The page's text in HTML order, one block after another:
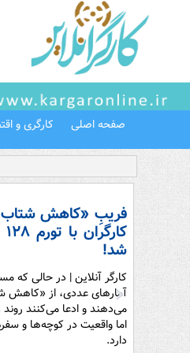
صفحه اصلی کارگری و
فریبِ «کاهش شتاب
شد!
کارگر آنلاین | در حالی که
آمارهای عددی، از «کاهش
می‌دهند و ادعا می‌کنند
اما واقعیت در کوچه‌ها و
دارد.